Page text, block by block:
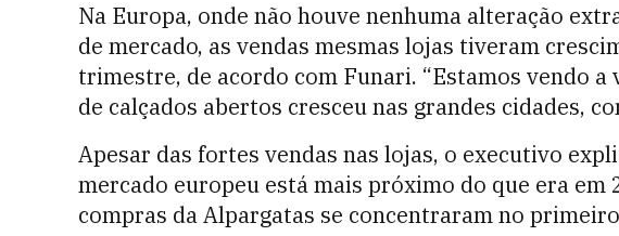
Na Europa, onde não houve nenhuma alteração
de mercado, as vendas mesmas lojas tiveram
trimestre, de acordo com Funari. “Estamos vendo
de calçados abertos cresceu nas grandes cidades,
Apesar das fortes vendas nas lojas, o executivo
mercado europeu está mais próximo do que era em
compras da Alpargatas se concentraram no